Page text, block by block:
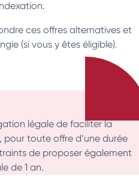
ces offres alternatives et
(si vous y êtes éligible).
légale de faciliter la
pour toute offre d’une durée
de proposer également
de 1 an.